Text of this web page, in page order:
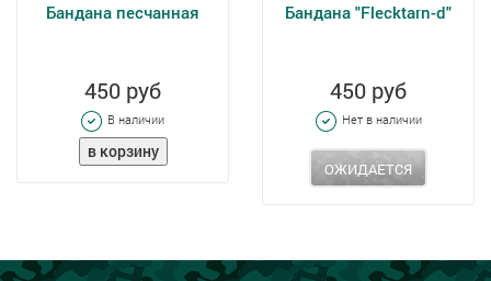
Бандана песчанная
450 руб
В наличии
Бандана "Flecktarn-d"
450 руб
Нет в наличии
ОЖИДАЕТСЯ